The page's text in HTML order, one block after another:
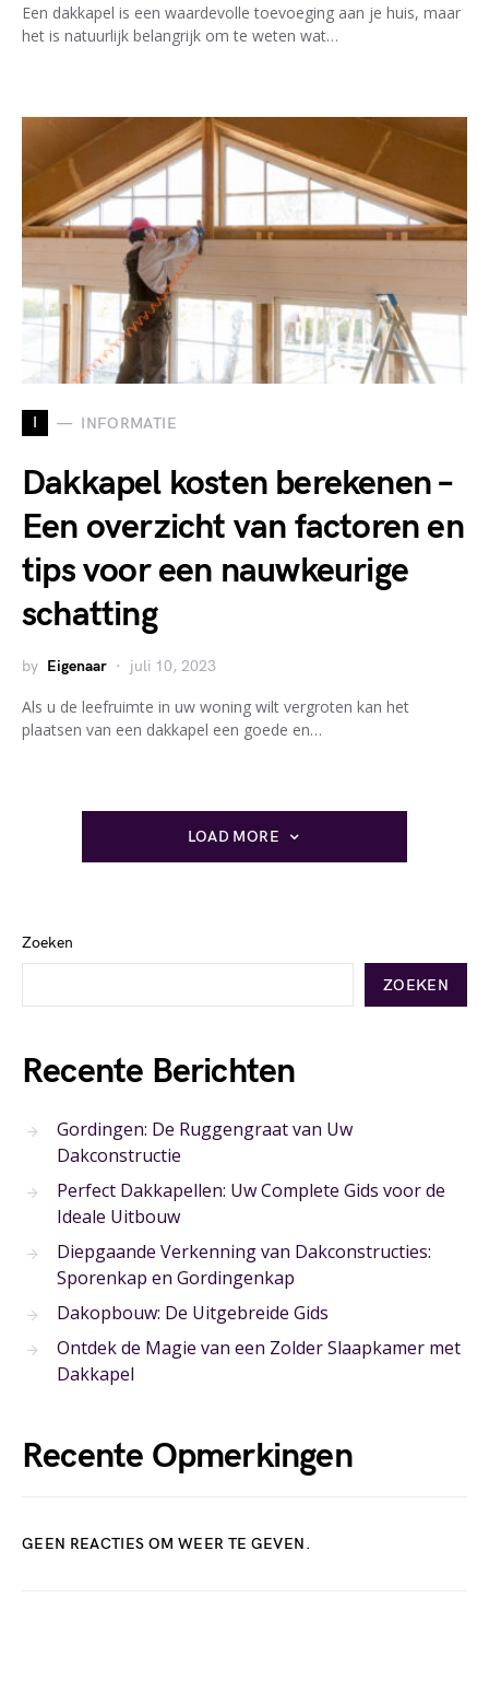
Een dakkapel is een waardevolle toevoeging aan je huis, maar
het is natuurlijk belangrijk om te weten wat…
I INFORMATIE
Dakkapel kosten berekenen –
Een overzicht van factoren en
tips voor een nauwkeurige
schatting
by Eigenaar juli 10, 2023
Als u de leefruimte in uw woning wilt vergroten kan het
plaatsen van een dakkapel een goede en…
LOAD MORE
Zoeken
ZOEKEN
Recente Berichten
Gordingen: De Ruggengraat van Uw
Dakconstructie
Perfect Dakkapellen: Uw Complete Gids voor de
Ideale Uitbouw
Diepgaande Verkenning van Dakconstructies:
Sporenkap en Gordingenkap
Dakopbouw: De Uitgebreide Gids
Ontdek de Magie van een Zolder Slaapkamer met
Dakkapel
Recente Opmerkingen
GEEN REACTIES OM WEER TE GEVEN.